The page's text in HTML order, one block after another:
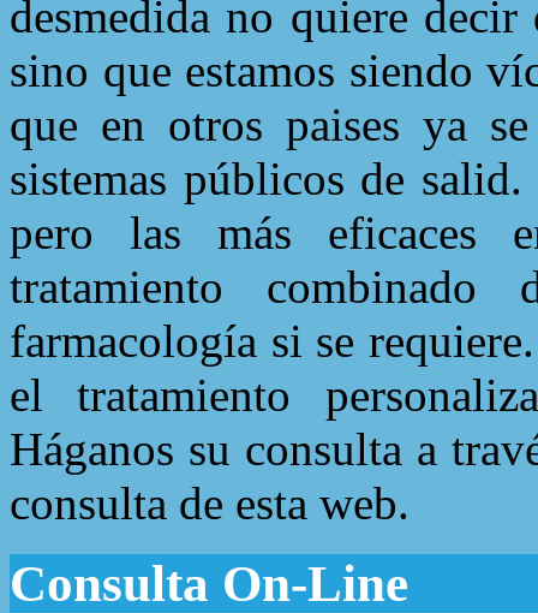
desmedida no quiere
sino que estamos siendo
que en otros paises ya
sistemas públicos de
pero las más eficaces
tratamiento combinado
farmacología si se
el tratamiento
Háganos su consulta a
consulta de esta web.
Consulta On-Line